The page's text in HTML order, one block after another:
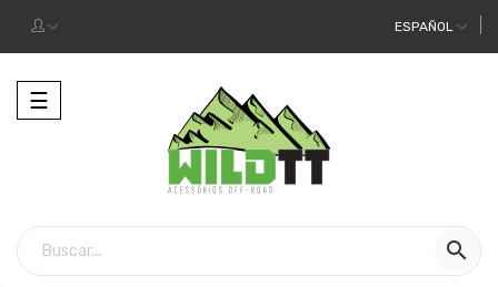
ESPAÑOL
Alternar
la
☰
